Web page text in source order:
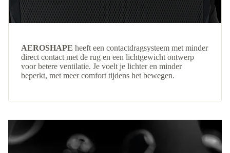
AEROSHAPE heeft een contactdragsysteem met minder
direct contact met de rug en een lichtgewicht ontwerp
voor betere ventilatie. Je voelt je lichter en minder
beperkt, met meer comfort tijdens het bewegen.